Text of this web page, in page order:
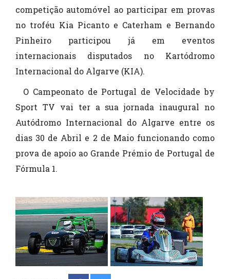
competição automóvel ao participar em provas
no troféu Kia Picanto e Caterham e Bernando
Pinheiro participou já em eventos
internacionais disputados no Kartódromo
Internacional do Algarve (KIA).
O Campeonato de Portugal de Velocidade by
Sport TV vai ter a sua jornada inaugural no
Autódromo Internacional do Algarve entre os
dias 30 de Abril e 2 de Maio funcionando como
prova de apoio ao Grande Prémio de Portugal de
Fórmula 1.